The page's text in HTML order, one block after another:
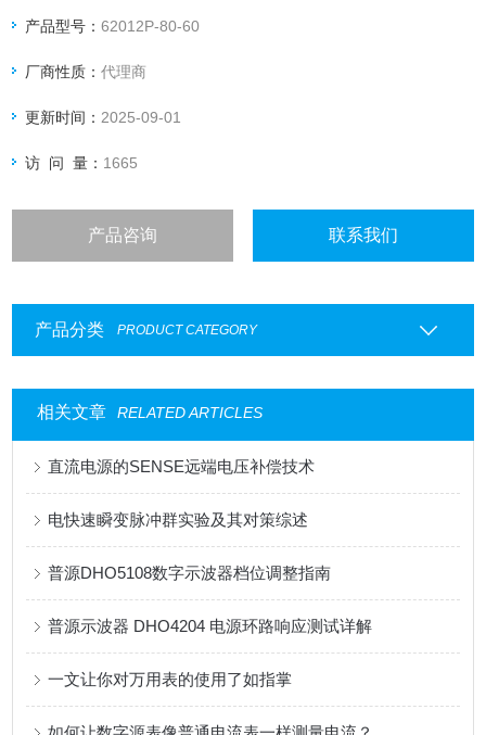
准，专门设计予自动化测试于D2D转换器和其他类似产品使
产品型号：62012P-80-60
厂商性质：代理商
更新时间： 2025-09-01
访 问 量： 1665
产品咨询 联系我们
产品分类 PRODUCT CATEGORY
相关文章 RELATED ARTICLES
直流电源的SENSE远端电压补偿技术
电快速瞬变脉冲群实验及其对策综述
普源DHO5108数字示波器档位调整指南
普源示波器 DHO4204 电源环路响应测试详解
一文让你对万用表的使用了如指掌